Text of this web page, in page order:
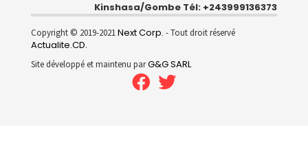
Kinshasa/Gombe Tél: +243999136373
Copyright © 2019-2021Next Corp. - Tout droit réservé
Actualite.CD.
Site développé et maintenu parG&G SARL